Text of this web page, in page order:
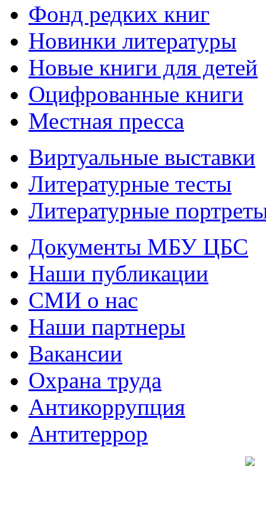
Фонд редких книг
Новинки литературы
Новые книги для детей
Оцифрованные книги
Местная пресса
Виртуальные выставки
Литературные тесты
Литературные
Документы МБУ ЦБС
Наши публикации
СМИ о нас
Наши партнеры
Вакансии
Охрана труда
Антикоррупция
Антитеррор